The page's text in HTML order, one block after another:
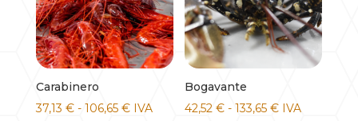
Carabinero
37,13 € - 106,65 €Rango
IVA
Bogavante
42,52€ - 133,65€Rango
IVA